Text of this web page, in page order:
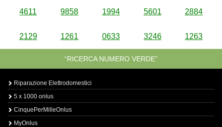
4611 9858 1994 5601 2884
2129 1261 0633 3246 1263
“RICERCA NUMERO VERDE”
Riparazione Elettrodomestici
5 x 1000 onlus
CinquePerMilleOnlus
MyOnlus